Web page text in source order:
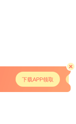
下载APP领取